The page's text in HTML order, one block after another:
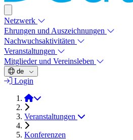
Netzwerk
Ehrungen und Auszeichnungen
Nachwuchsaktivitäten
Veranstaltungen
Mitglieder und Vereinsleben
de
Login
2025
Veranstaltungen
Konferenzen